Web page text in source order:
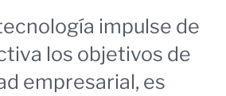
impulse de
los objetivos de
empresarial, es